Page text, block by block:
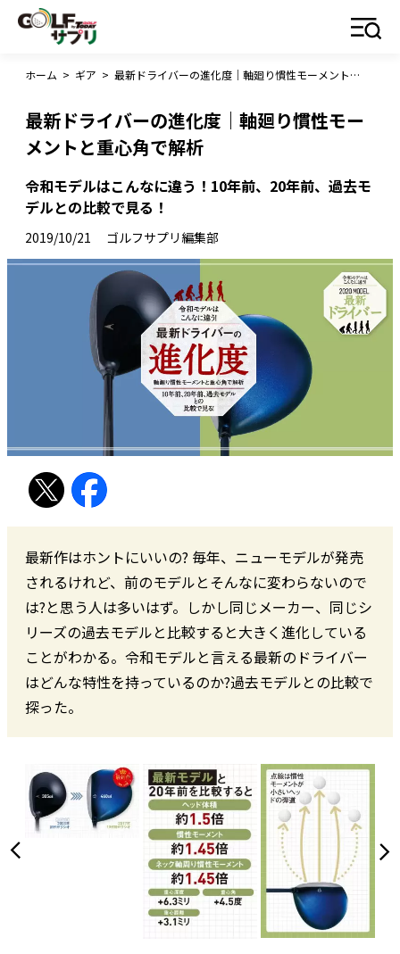
ホーム > ギア > 最新ドライバーの進化度｜軸廻り慣性モーメントと重心角で解析
最新ドライバーの進化度｜軸廻り慣性モー
メントと重心角で解析
令和モデルはこんなに違う！10年前、20年前、過去モ
デルとの比較で見る！
2019/10/21 ゴルフサプリ編集部
最新作はホントにいいの? 毎年、ニューモデルが発売
されるけれど、前のモデルとそんなに変わらないので
は?と思う人は多いはず。しかし同じメーカー、同じシ
リーズの過去モデルと比較すると大きく進化している
ことがわかる。令和モデルと言える最新のドライバー
はどんな特性を持っているのか?過去モデルとの比較で
探った。